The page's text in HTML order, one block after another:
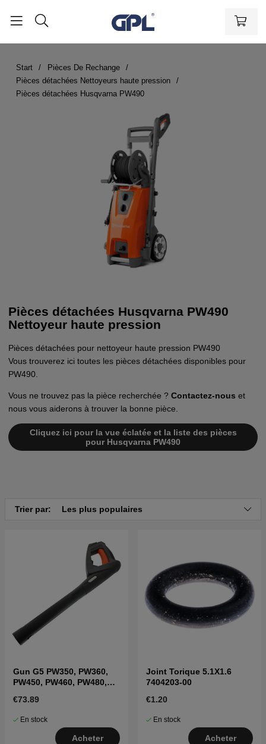
Start
Pièces De Rechange
Pièces détachées Nettoyeurs haute pression
Pièces détachées Husqvarna PW490
Pièces détachées Husqvarna PW490
Nettoyeur haute pression
Pièces détachées pour nettoyeur haute pression PW490
Vous trouverez ici toutes les pièces détachées disponibles pour
PW490.
Vous ne trouvez pas la pièce recherchée ? Contactez-nous et
nous vous aiderons à trouver la bonne pièce.
Cliquez ici pour la vue éclatée et la liste des pièces
pour Husqvarna PW490
Trier par: Les plus populaires
Gun G5 PW350, PW360,
PW450, PW460, PW480,
€73.89
En stock
Acheter
Joint Torique 5.1X1.6
7404203-00
€1.20
En stock
Acheter